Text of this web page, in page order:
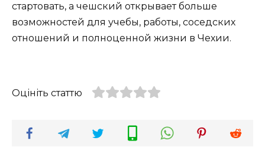
стартовать, а чешский открывает больше
возможностей для учебы, работы, соседских
отношений и полноценной жизни в Чехии.
Оцініть статтю